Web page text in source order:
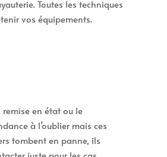
Toutes les techniques
vos équipements.
en état ou le
à l’oublier mais ces
tombent en panne, ils